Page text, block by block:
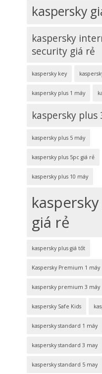
kaspersky
kaspersky
security giá rẻ
kaspersky key
kaspersky plus 1 máy
kaspersky plus
kaspersky plus 5 máy
kaspersky plus 5pc giá rẻ
kaspersky plus 10 máy
giá rẻ
kaspersky plus giá tốt
Kaspersky Premium 1 máy
kaspersky premium 3 máy
kaspersky Safe Kids
kaspersky standard 1 máy
kaspersky standard 3 may
kaspersky standard 5 may